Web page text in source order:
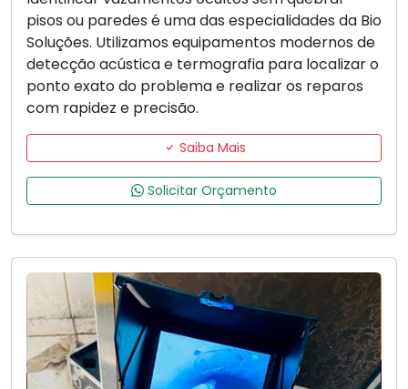
pisos ou paredes é uma das especialidades da Bio
Soluções. Utilizamos equipamentos modernos de
detecção acústica e termografia para localizar o
ponto exato do problema e realizar os reparos
com rapidez e precisão.
Saiba Mais
Solicitar Orçamento